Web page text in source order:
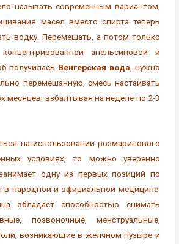
называть современным вариантом,
масел вместо спирта теперь
водку. Перемешать, а потом только
апельсиновой и
получилась Венгерская вода , нужно
перемешанную, смесь настаивать
месяцев, взбалтывая на неделе по 2-3
на использовании розмаринового
условиях, то можно уверенно
одну из первых позиций по
народной и официальной медицине.
обладает способностью снимать
позвоночные, менструальные,
возникающие в желчном пузыре и